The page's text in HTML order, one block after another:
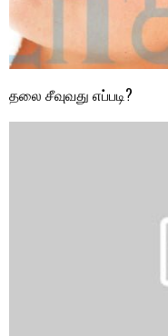
தலை சீவுவது எப்படி?